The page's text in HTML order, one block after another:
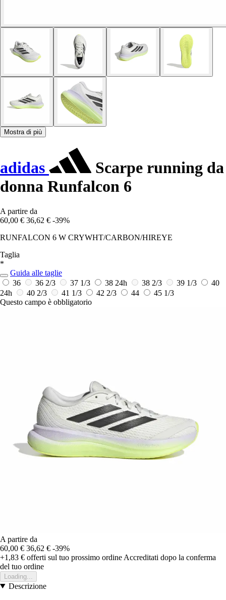
Mostra di più
adidas
Scarpe running da
donna Runfalcon 6
A partire da
60,00 € 36,62 € -39%
RUNFALCON 6 W CRYWHT/CARBON/HIREYE
Taglia
*
Guida alle taglie
36
36 2/3 37 1/3 38 24h 38 2/3 39 1/3
40
24h
40 2/3 41 1/3 42 2/3 44
45 1/3
Questo campo è obbligatorio
A partire da
60,00 € 36,62 € -39%
+1,83 € offerti sul tuo prossimo ordine Accreditati dopo la conferma
del tuo ordine
Loading...
Descrizione